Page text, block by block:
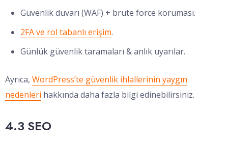
Güvenlik duvarı (WAF) + brute force koruması.
2FA ve rol tabanlı erişim.
Günlük güvenlik taramaları & anlık uyarılar.
Ayrıca, WordPress’te güvenlik ihlallerinin yaygın
nedenleri hakkında daha fazla bilgi edinebilirsiniz.
4.3 SEO